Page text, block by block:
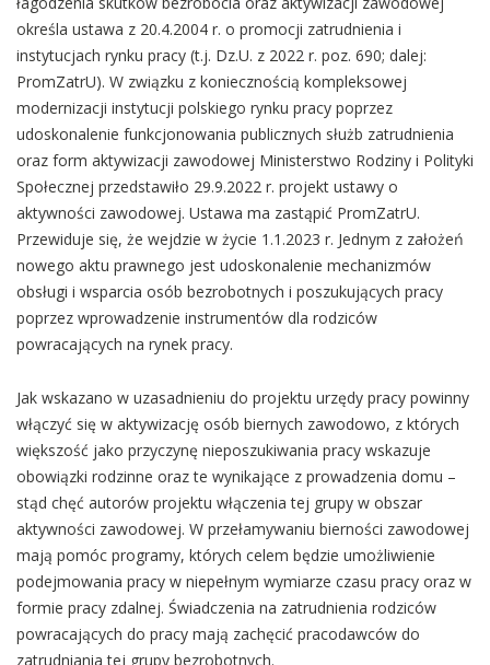
określa ustawa z 20.4.2004 r. o promocji zatrudnienia i
instytucjach rynku pracy (t.j. Dz.U. z 2022 r. poz. 690; dalej:
PromZatrU). W związku z koniecznością kompleksowej
modernizacji instytucji polskiego rynku pracy poprzez
udoskonalenie funkcjonowania publicznych służb zatrudnienia
oraz form aktywizacji zawodowej Ministerstwo Rodziny i Polityki
Społecznej przedstawiło 29.9.2022 r. projekt ustawy o
aktywności zawodowej. Ustawa ma zastąpić PromZatrU.
Przewiduje się, że wejdzie w życie 1.1.2023 r. Jednym z założeń
nowego aktu prawnego jest udoskonalenie mechanizmów
obsługi i wsparcia osób bezrobotnych i poszukujących pracy
poprzez wprowadzenie instrumentów dla rodziców
powracających na rynek pracy.
Jak wskazano w uzasadnieniu do projektu urzędy pracy powinny
włączyć się w aktywizację osób biernych zawodowo, z których
większość jako przyczynę nieposzukiwania pracy wskazuje
obowiązki rodzinne oraz te wynikające z prowadzenia domu –
stąd chęć autorów projektu włączenia tej grupy w obszar
aktywności zawodowej. W przełamywaniu bierności zawodowej
mają pomóc programy, których celem będzie umożliwienie
podejmowania pracy w niepełnym wymiarze czasu pracy oraz w
formie pracy zdalnej. Świadczenia na zatrudnienia rodziców
powracających do pracy mają zachęcić pracodawców do
zatrudniania tej grupy bezrobotnych.